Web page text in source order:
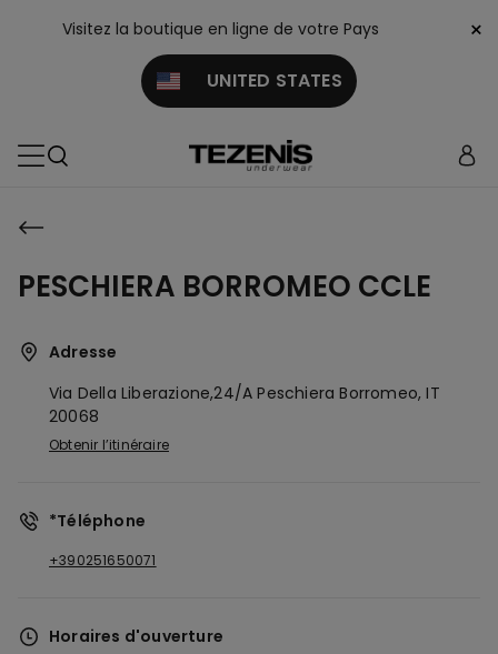
Visitez la boutique en ligne de votre Pays
UNITED STATES
×
PESCHIERA BORROMEO CCLE
Adresse
Via Della Liberazione,24/aPeschiera Borromeo, IT
20068
Obtenir l’itinéraire
*Téléphone
+390251650071
Horaires d'ouverture